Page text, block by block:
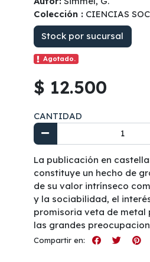
Colección : CIENCIAS
Stock por sucursal
Agotado.
$ 12.500
CANTIDAD
La publicación en
constituye un hecho de
de su valor intrínseco
y la sociabilidad, el
promisoria veta de metal
las grandes
Compartir en: